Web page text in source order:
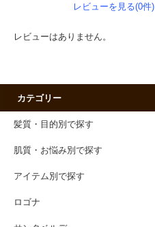
レビューを見る(0件)
レビューはありません。
カテゴリー
髪質・目的別で探す
肌質・お悩み別で探す
アイテム別で探す
ロゴナ